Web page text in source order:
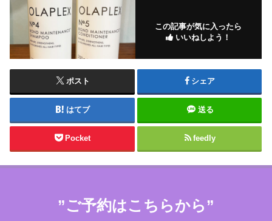
この記事が気に入ったら
いいねしよう！
ポスト シェア
はてブ 送る
Pocket feedly
”ご予約はこちらから”